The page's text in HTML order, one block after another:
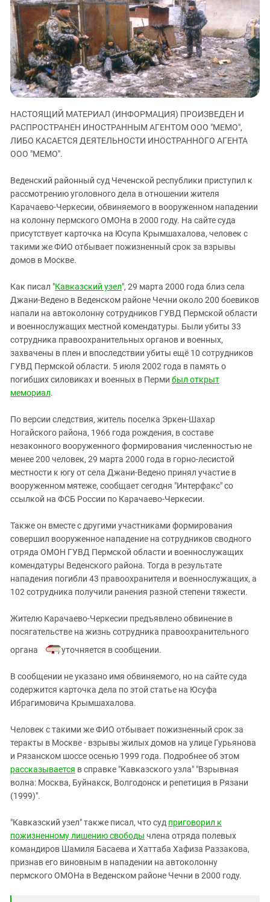
ЗАСТАВЛЯЕТ
КАВКАЗ ЗА ПАЛЕСТИНУ
ИНАКОМЫСЛИЕ В ЧЕЧНЕ
ПРЕСЛЕДОВАНИЕ АКТИВИСТОВ
МОБИЛИЗАЦИЯ И ПРОТЕСТЫ
Дагестан
Ингушетия
Кабардино-Балкария
Калмыкия
Карачаево-Черкесия
Нагорный Карабах
Российская Федерация
Ростовская область
Северная Осетия - Алания
СКФО
Чечня
ЮФО
НАСТОЯЩИЙ МАТЕРИАЛ (ИНФОРМАЦИЯ) ПРОИЗВЕДЕН И
РАСПРОСТРАНЕН ИНОСТРАННЫМ АГЕНТОМ ООО "МЕМО",
ЛИБО КАСАЕТСЯ ДЕЯТЕЛЬНОСТИ ИНОСТРАННОГО АГЕНТА
ООО "МЕМО".
Веденский районный суд Чеченской республики приступил к
рассмотрению уголовного дела в отношении жителя
Карачаево-Черкесии, обвиняемого в вооруженном нападении
на колонну пермского ОМОНа в 2000 году. На сайте суда
присутствует карточка на Юсупа Крымшахалова, человек с
такими же ФИО отбывает пожизненный срок за взрывы
домов в Москве.
Как писал "Кавказский узел", 29 марта 2000 года близ села
Джани-Ведено в Веденском районе Чечни около 200 боевиков
напали на автоколонну сотрудников ГУВД Пермской области
и военнослужащих местной комендатуры. Были убиты 33
сотрудника правоохранительных органов и военных,
захвачены в плен и впоследствии убиты ещё 10 сотрудников
ГУВД Пермской области. 5 июля 2002 года в память о
погибших силовиках и военных в Перми был открыт
мемориал.
По версии следствия, житель поселка Эркен-Шахар
Ногайского района, 1966 года рождения, в составе
незаконного вооруженного формирования численностью не
менее 200 человек, 29 марта 2000 года в горно-лесистой
местности к югу от села Джани-Ведено принял участие в
вооруженном мятеже, сообщает сегодня "Интерфакс" со
ссылкой на ФСБ России по Карачаево-Черкесии.
Также он вместе с другими участниками формирования
совершил вооруженное нападение на сотрудников сводного
отряда ОМОН ГУВД Пермской области и военнослужащих
комендатуры Веденского района. Тогда в результате
нападения погибли 43 правоохранителя и военнослужащих, а
102 сотрудника получили ранения разной степени тяжести.
Жителю Карачаево-Черкесии предъявлено обвинение в
посягательстве на жизнь сотрудника правоохранительного
органа
, уточняется в сообщении.
В сообщении не указано имя обвиняемого, но на сайте суда
содержится карточка дела по этой статье на Юсуфа
Ибрагимовича Крымшахалова.
Человек с такими же ФИО отбывает пожизненный срок за
теракты в Москве - взрывы жилых домов на улице Гурьянова
и Рязанском шоссе осенью 1999 года. Подробнее об этом
рассказывается в справке "Кавказского узла" "Взрывная
волна: Москва, Буйнакск, Волгодонск и репетиция в Рязани
(1999)".
"Кавказский узел" также писал, что суд приговорил к
пожизненному лишению свободы члена отряда полевых
командиров Шамиля Басаева и Хаттаба Хафиза Раззакова,
признав его виновным в нападении на автоколонну
пермского ОМОНа в Веденском районе Чечни в 2000 году.